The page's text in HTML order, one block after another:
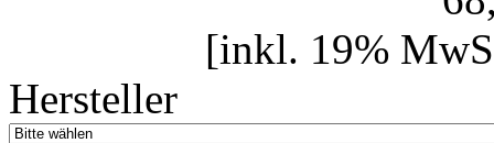
[inkl. 19%
Hersteller